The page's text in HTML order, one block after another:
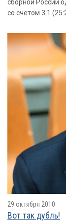
сборной России
со счетом 3:1
29 октября 2010
Вот так дубль!